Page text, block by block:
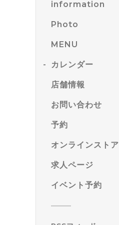
information
Photo
MENU
カレンダー
店舗情報
お問い合わせ
予約
オンラインストア
求人ページ
イベント予約